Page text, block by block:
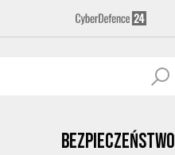
Bezpieczeństwo